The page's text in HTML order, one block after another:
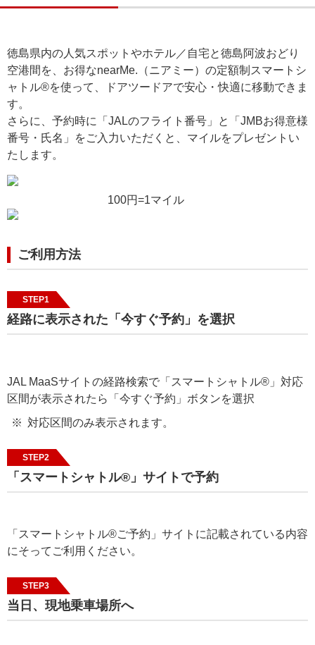
徳島県内の人気スポットやホテル／自宅と徳島阿波おどり
空港間を、お得なnearMe.（ニアミー）の定額制スマートシ
ャトル®️を使って、ドアツードアで安心・快適に移動できま
す。
さらに、予約時に「JALのフライト番号」と「JMBお得意様
番号・氏名」をご入力いただくと、マイルをプレゼントい
たします。
100円=1マイル
ご利用方法
STEP1
経路に表示された「今すぐ予約」を選択
JAL MaaSサイトの経路検索で「スマートシャトル®」対応
区間が表示されたら「今すぐ予約」ボタンを選択
対応区間のみ表示されます。
STEP2
「スマートシャトル®」サイトで予約
「スマートシャトル®️ご予約」サイトに記載されている内容
にそってご利用ください。
STEP3
当日、現地乗車場所へ